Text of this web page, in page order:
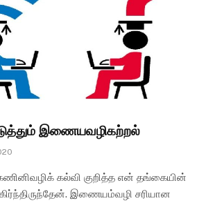
இணையவழிகற்றல்
கல்வி குறித்த என் தங்கையின்
இணையம்வழி சரியான